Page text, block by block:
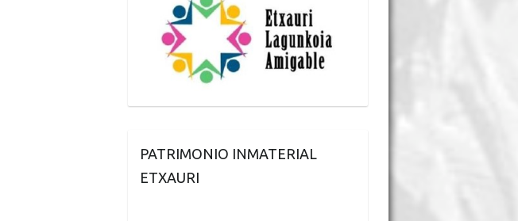
PATRIMONIO INMATERIAL
ETXAURI